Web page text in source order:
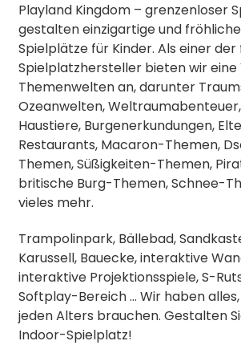
+86
Playland Kingdom – grenzenloser
gestalten einzigartige und
Spielplätze für Kinder. Als einer
Spielplatzhersteller bieten wir eine
Themenwelten an, darunter
Ozeanwelten,
Haustiere, Burgenerkundungen,
Restaurants, Macaron-Themen,
Themen, Süßigkeiten-Themen,
britische Burg-Themen, Schnee-
vieles mehr.
Trampolinpark, Bällebad,
Karussell, Bauecke, interaktive
interaktive Projektionsspiele, S-
Softplay-Bereich … Wir haben
jeden Alters brauchen. Gestalten
Indoor-Spielplatz!